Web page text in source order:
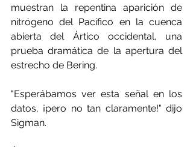
muestran la repentina aparición de
nitrógeno del Pacífico en la cuenca
abierta del Ártico occidental, una
prueba dramática de la apertura del
estrecho de Bering.
"Esperábamos ver esta señal en los
datos, ¡pero no tan claramente!" dijo
Sigman.